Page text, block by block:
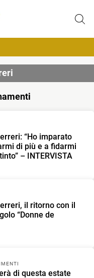
“Ho imparato
di più e a fidarmi
– INTERVISTA
il ritorno con il
“Donne de
di questa estate